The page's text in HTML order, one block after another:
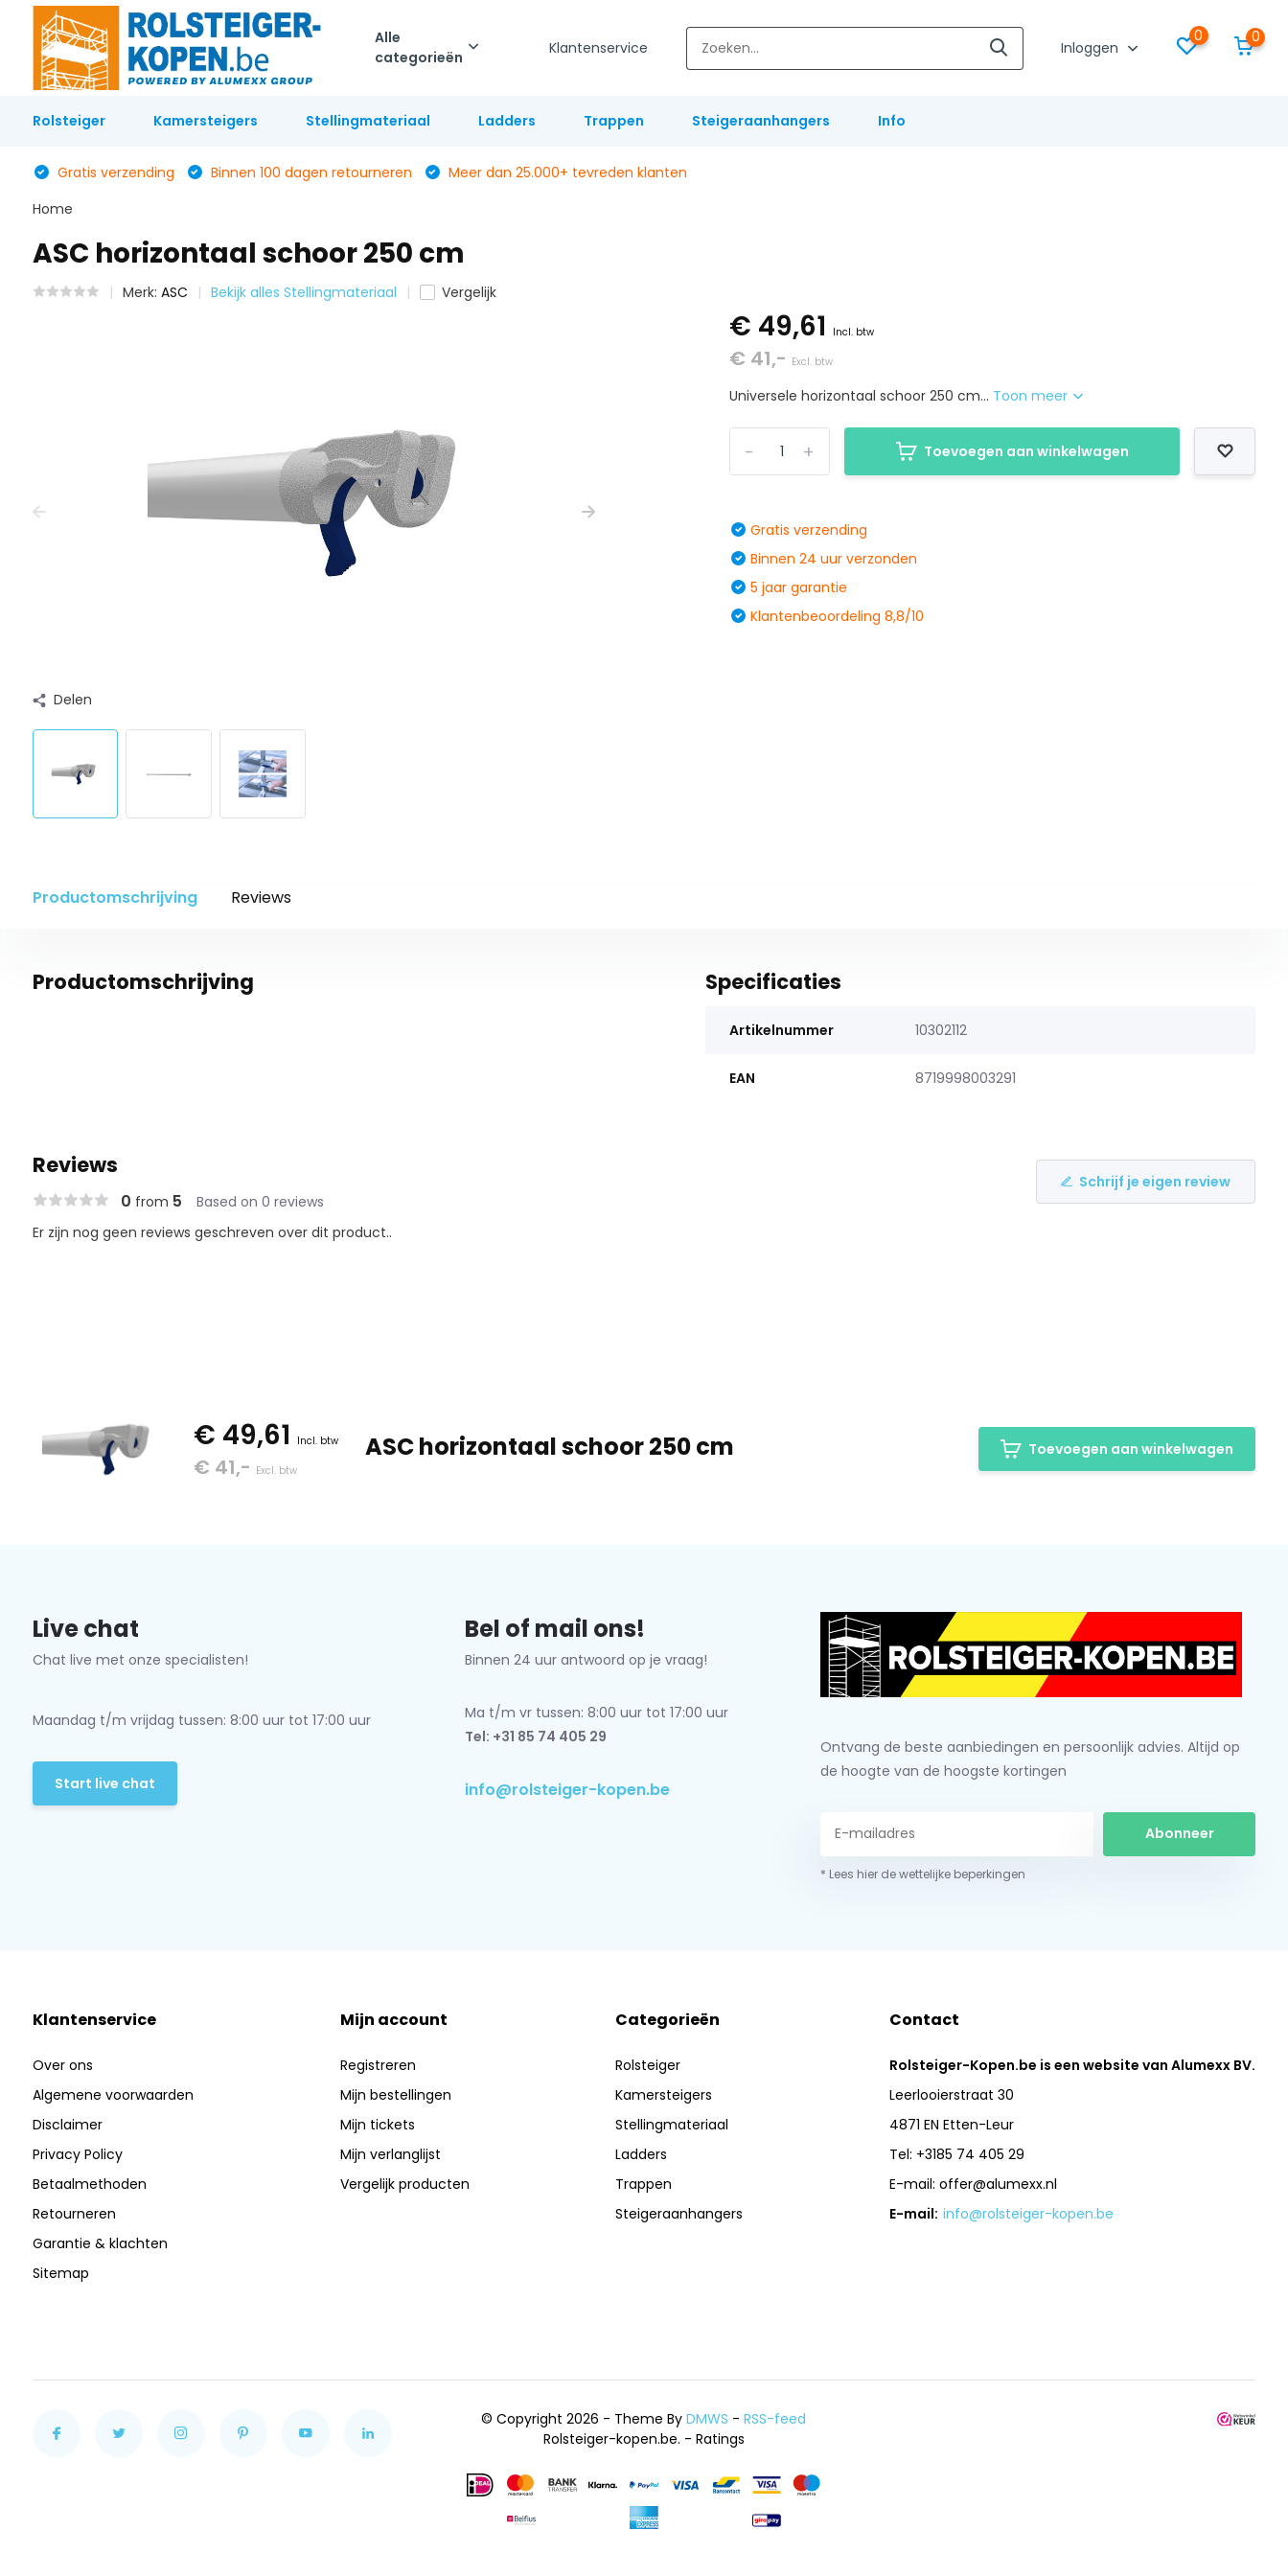
Alle
categorieën
Klantenservice Inloggen
0 0
Rolsteiger Kamersteigers Stellingmateriaal Ladders Trappen Steigeraanhangers Info
Gratis verzending Binnen 100 dagen retourneren
Meer dan 25.000+ tevreden klanten
Home
ASC horizontaal schoor 250 cm
Merk: ASC Bekijk alles Stellingmateriaal Vergelijk
Delen
€ 49,61 Incl. btw
€ 41,- Excl. btw
Universele horizontaal schoor 250 cm... Toon meer
+
- Toevoegen aan winkelwagen
Gratis verzending
Binnen 24 uur verzonden
5 jaar garantie
Klantenbeoordeling 8,8/10
Productomschrijving Reviews
Productomschrijving Specificaties
Artikelnummer 10302112
EAN 8719998003291
Reviews
0 from 5 Based on 0 reviews
Schrijf je eigen review
Er zijn nog geen reviews geschreven over dit product..
€ 49,61 Incl. btw
€ 41,- Excl. btw
ASC horizontaal schoor 250 cm Toevoegen aan winkelwagen
Live chat
Chat live met onze specialisten!
Maandag t/m vrijdag tussen: 8:00 uur tot 17:00 uur
Start live chat
Bel of mail ons!
Binnen 24 uur antwoord op je vraag!
Ma t/m vr tussen: 8:00 uur tot 17:00 uur
Tel: +31 85 74 405 29
info@rolsteiger-kopen.be
Ontvang de beste aanbiedingen en persoonlijk advies. Altijd op
de hoogte van de hoogste kortingen
Abonneer
* Lees hier de wettelijke beperkingen
Klantenservice
Over ons
Algemene voorwaarden
Disclaimer
Privacy Policy
Betaalmethoden
Retourneren
Garantie & klachten
Sitemap
Mijn account
Registreren
Mijn bestellingen
Mijn tickets
Mijn verlanglijst
Vergelijk producten
Categorieën
Rolsteiger
Kamersteigers
Stellingmateriaal
Ladders
Trappen
Steigeraanhangers
Contact
Rolsteiger-Kopen.be is een website van Alumexx BV.
Leerlooierstraat 30
4871 EN Etten-Leur
Tel: +3185 74 405 29
E-mail:offer@alumexx.nl
E-mail: info@rolsteiger-kopen.be
© Copyright 2026 - Theme ByDMWS -RSS-feed
Rolsteiger-kopen.be. - Ratings